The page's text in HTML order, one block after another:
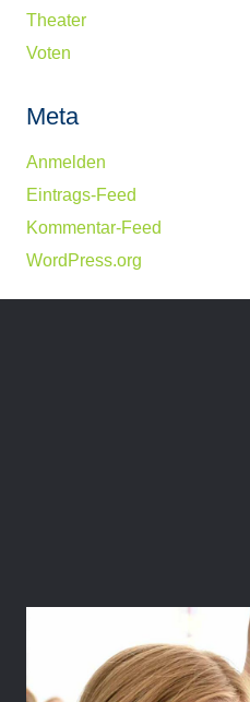
Theater
Voten
Meta
Anmelden
Eintrags-Feed
Kommentar-Feed
WordPress.org